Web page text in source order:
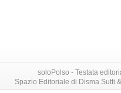
soloPolso - Testata
Spazio Editoriale di Disma Sutti